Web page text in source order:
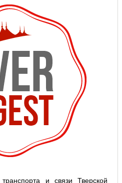
и связи Тверской